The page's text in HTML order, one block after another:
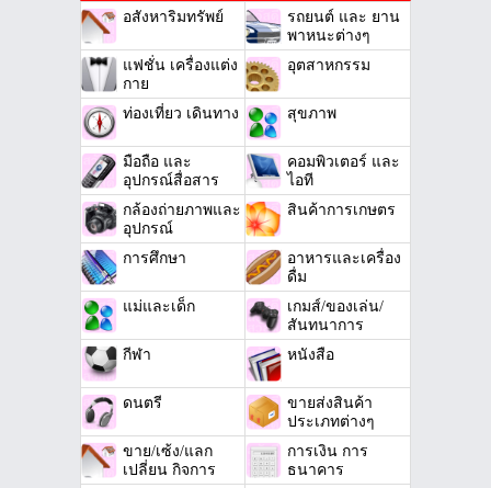
อสังหาริมทรัพย์
รถยนต์ และ ยาน
พาหนะต่างๆ
แฟชั่น เครื่องแต่ง
กาย
อุตสาหกรรม
ท่องเที่ยว เดินทาง สุขภาพ
มือถือ และ
อุปกรณ์สื่อสาร
คอมพิวเตอร์ และ
ไอที
กล้องถ่ายภาพและ
อุปกรณ์
สินค้าการเกษตร
การศึกษา
อาหารและเครื่อง
ดื่ม
แม่และเด็ก
เกมส์/ของเล่น/
สันทนาการ
กีฬา
หนังสือ
ดนตรี
ขายส่งสินค้า
ประเภทต่างๆ
ขาย/เซ้ง/แลก
เปลี่ยน กิจการ
การเงิน การ
ธนาคาร